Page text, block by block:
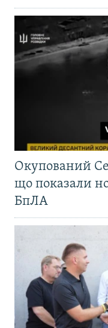
Окупований
що показали
БпЛА